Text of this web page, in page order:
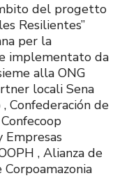
del progetto
Resilientes”
per la
implementato da
alla ONG
localiSena
,Confederación de
Empresas
,Alianza de
Corpoamazonia